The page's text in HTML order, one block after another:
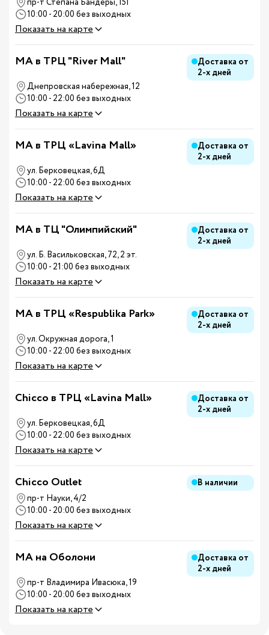
пр-т Степана Бандеры, 15Г
10:00 - 20:00 без выходных
Показать на карте
MA в ТРЦ "River Mall"
Доставка от
2-х дней
Днепровская набережная, 12
10:00 - 22:00 без выходных
Показать на карте
MA в ТРЦ «Lavina Mall»
Доставка от
2-х дней
ул. Берковецкая, 6Д
10:00 - 22:00 без выходных
Показать на карте
MA в ТЦ "Олимпийский"
Доставка от
2-х дней
ул. Б. Васильковская, 72, 2 эт.
10:00 - 21:00 без выходных
Показать на карте
MA в ТРЦ «Respublika Park»
Доставка от
2-х дней
ул. Окружная дорога, 1
10:00 - 22:00 без выходных
Показать на карте
Chicco в ТРЦ «Lavina Mall»
Доставка от
2-х дней
ул. Берковецкая, 6Д
10:00 - 22:00 без выходных
Показать на карте
Chicco Outlet
В наличии
пр-т Науки, 4/2
10:00 - 20:00 без выходных
Показать на карте
MA на Оболони
Доставка от
2-х дней
пр-т Владимира Ивасюка, 19
10:00 - 20:00 без выходных
Показать на карте